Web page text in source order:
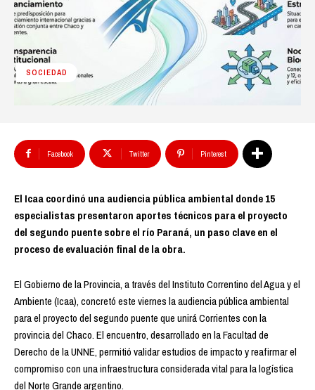
SOCIEDAD
Facebook Twitter Pinterest
El Icaa coordinó una audiencia pública ambiental donde 15
especialistas presentaron aportes técnicos para el proyecto
del segundo puente sobre el río Paraná, un paso clave en el
proceso de evaluación final de la obra.
El Gobierno de la Provincia, a través del Instituto Correntino del Agua y el
Ambiente (Icaa), concretó este viernes la audiencia pública ambiental
para el proyecto del segundo puente que unirá Corrientes con la
provincia del Chaco. El encuentro, desarrollado en la Facultad de
Derecho de la UNNE, permitió validar estudios de impacto y reafirmar el
compromiso con una infraestructura considerada vital para la logística
del Norte Grande argentino.